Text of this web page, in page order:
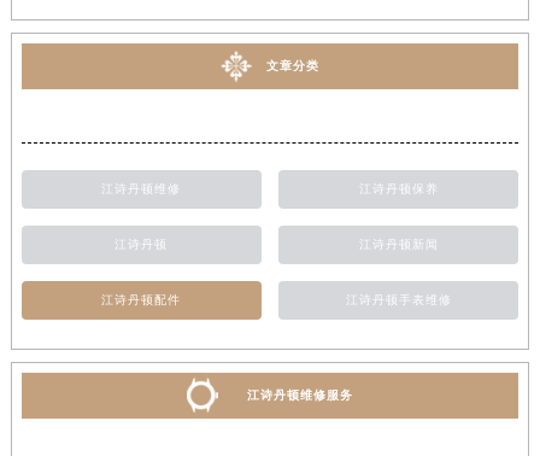
文章分类
江诗丹顿维修 江诗丹顿保养
江诗丹顿 江诗丹顿新闻
江诗丹顿配件 江诗丹顿手表维修
江诗丹顿维修服务